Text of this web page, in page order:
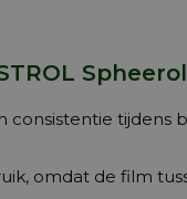
tijdens
omdat de film